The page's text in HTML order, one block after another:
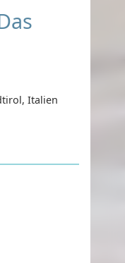
Italien